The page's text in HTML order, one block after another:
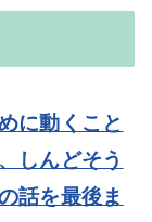
に動くこと
しんどそう
話を最後ま